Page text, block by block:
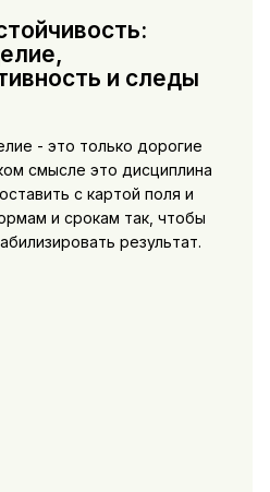
и следы
- это только дорогие
смысле это дисциплина
с картой поля и
и срокам так, чтобы
результат.